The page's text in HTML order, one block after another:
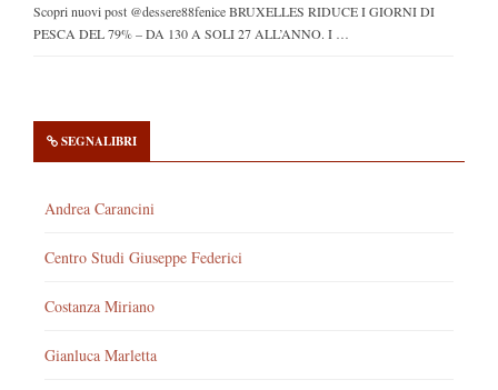
Scopri nuovi post @dessere88fenice BRUXELLES RIDUCE I GIORNI DI
PESCA DEL 79% – DA 130 A SOLI 27 ALL’ANNO. I …
SEGNALIBRI
Andrea Carancini
Centro Studi Giuseppe Federici
Costanza Miriano
Gianluca Marletta